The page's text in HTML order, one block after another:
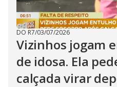
o
DO R7/03/07/2026
Vizinhos jogam
de idosa. Ela
calçada virar